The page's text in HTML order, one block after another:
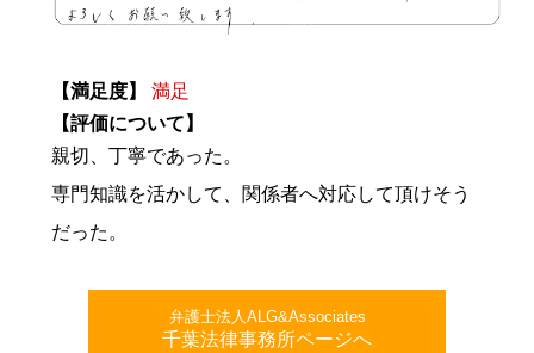
【満足度】
満足
【評価について】
親切、丁寧であった。
専門知識を活かして、関係者へ対応して頂けそう
だった。
弁護士法人ALG&Associates
千葉法律事務所ページへ